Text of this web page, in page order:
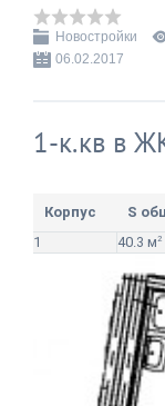
Новостройки
06.02.2017
1-к.кв в
Корпус S
1
40.3 м2